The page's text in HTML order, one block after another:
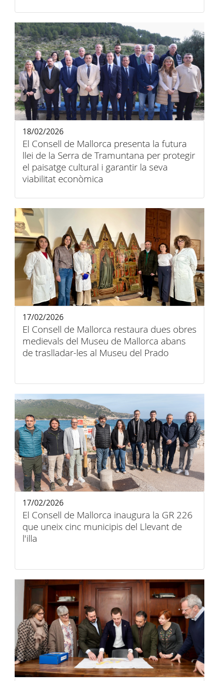
El Consell de Mallorca presenta la futura
llei de la Serra de Tramuntana per protegir
el paisatge cultural i garantir la seva
viabilitat econòmica
18/02/2026
El Consell de Mallorca restaura dues obres
medievals del Museu de Mallorca abans
de traslladar-les al Museu del Prado
17/02/2026
El Consell de Mallorca inaugura la GR 226
que uneix cinc municipis del Llevant de
l'illa
17/02/2026